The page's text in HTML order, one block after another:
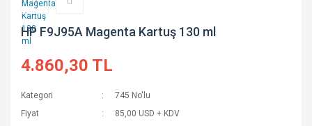
HP F9J95A Magenta Kartuş 130 ml
4.860,30 TL
Kategori
745 No'lu
Fiyat
85,00 USD + KDV